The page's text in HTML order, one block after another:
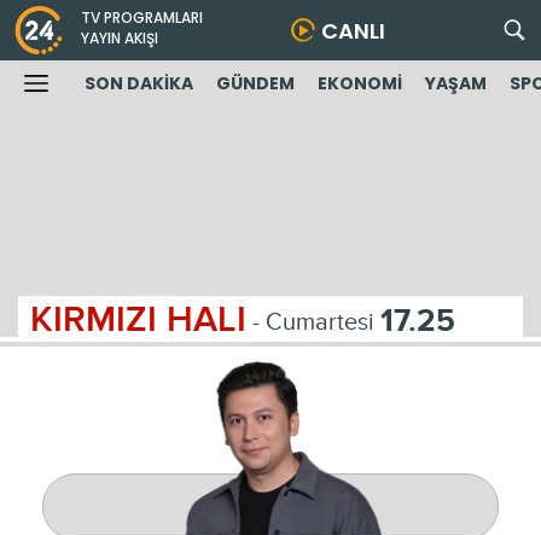
TV PROGRAMLARI
YAYIN AKIŞI
CANLI
SON DAKİKA GÜNDEM EKONOMİ YAŞAM
KIRMIZI HALI - Cumartesi 17.25